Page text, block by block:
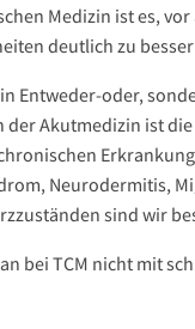
Medizin ist es, vor
deutlich zu
Entweder-oder,
der Akutmedizin ist
Neurodermitis,
sind wir
bei TCM nicht mit